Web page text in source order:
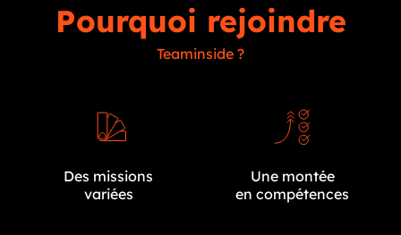
Pourquoi rejoindre
Teaminside ?
Des missions
variées
Une montée
en compétences